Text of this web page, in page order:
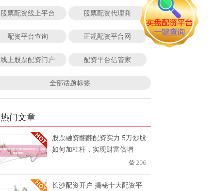
股票配资线上平台 股票配资代理商
配资平台查询 正规配资平台网
线上股票配资门户 配资平台信管家
全部话题标签
热门文章
股票融资翻翻配资实力 5万炒股
如何加杠杆，实现财富倍增
296
长沙配资开户 揭秘十大配资平